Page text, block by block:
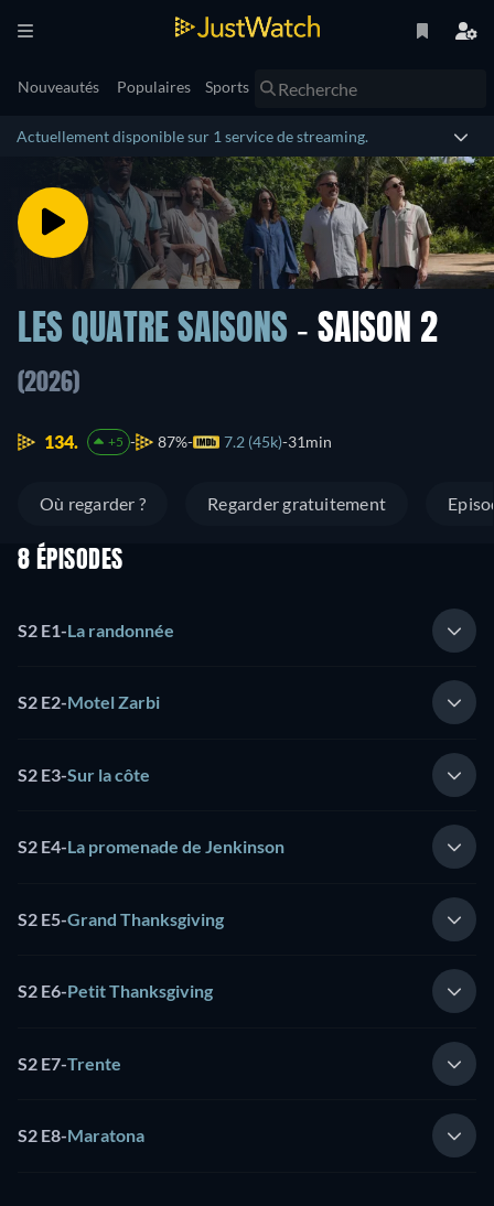
Nouveautés Populaires Sports
Actuellement disponible sur 1 service de streaming.
LES QUATRE SAISONS - SAISON 2
(2026)
134. +5 87% 7.2 (45k) 31min
Où regarder ? Regarder gratuitement
8 ÉPISODES
S2 E1-La randonnée
S2 E2-Motel Zarbi
S2 E3-Sur la côte
S2 E4-La promenade de Jenkinson
S2 E5-Grand Thanksgiving
S2 E6-Petit Thanksgiving
S2 E7-Trente
S2 E8-Maratona